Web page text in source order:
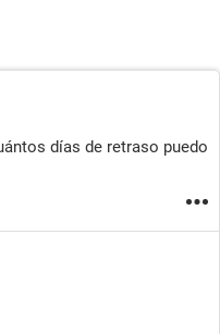
días de retraso puedo